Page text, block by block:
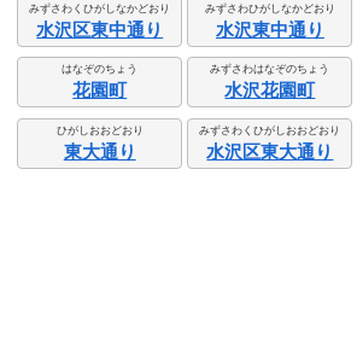
みずさわくひがしなかどおり
水沢区東中通り
みずさわひがしなかどおり
水沢東中通り
はなぞのちょう
花園町
みずさわはなぞのちょう
水沢花園町
ひがしおおどおり
東大通り
みずさわくひがしおおどおり
水沢区東大通り